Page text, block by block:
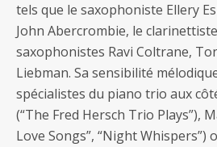
tels que le saxophoniste Ellery
John Abercrombie, le
saxophonistes Ravi Coltrane,
Liebman. Sa sensibilité
spécialistes du piano trio aux
(“The Fred Hersch Trio Plays”),
Love Songs”, “Night Whispers”)